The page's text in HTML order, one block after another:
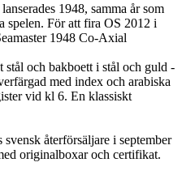
1948, samma år som
spelen. För att fira OS 2012 i
1948 Co-Axial
och bakboett i stål och guld -
med index och arabiska
vid kl 6. En klassiskt
återförsäljare i september
originalboxar och certifikat.